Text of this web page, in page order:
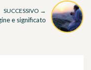
SUCCESSIVO →
e significato